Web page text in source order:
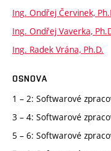
Ing. Ondřej Červinek,
Ing. Ondřej Vaverka,
Ing. Radek Vrána, Ph.D.
OSNOVA
1 – 2: Softwarové
3 – 4: Softwarové
5 – 6: Softwarové